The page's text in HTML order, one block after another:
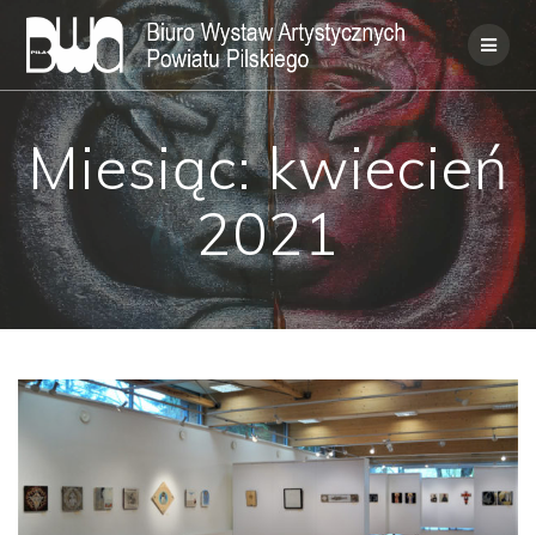
Skip
to
content
Miesiąc:kwiecień
2021